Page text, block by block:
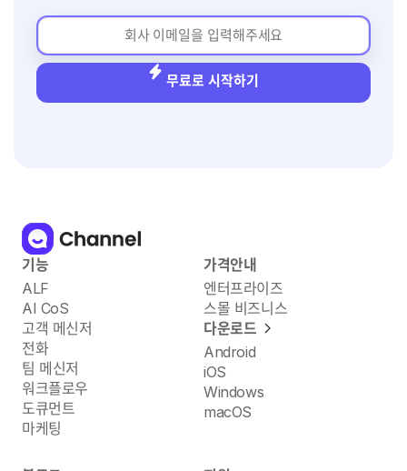
무료로 시작하기
기능
ALF
AI CoS
고객 메신저
전화
팀 메신저
워크플로우
도큐먼트
마케팅
가격안내
엔터프라이즈
스몰 비즈니스
다운로드
Android
iOS
Windows
macOS